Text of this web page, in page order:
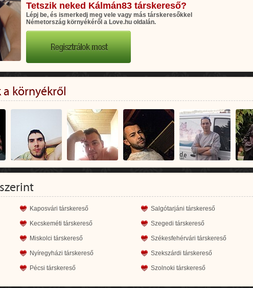
Tetszik neked Kálmán83 társkereső?
Lépj be, és ismerkedj meg vele vagy más társkeresőkkel
Németország környékéről a Love.hu oldalán.
környékről
Kaposvári társkereső Salgótarjáni társkereső
Kecskeméti társkereső Szegedi társkereső
Miskolci társkereső Székesfehérvári társkereső
Nyíregyházi társkereső Szekszárdi társkereső
Pécsi társkereső Szolnoki társkereső